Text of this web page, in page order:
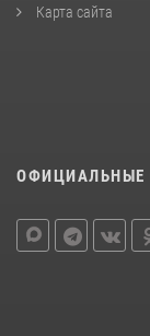
Карта сайта
ОФИЦИАЛЬНЫЕ